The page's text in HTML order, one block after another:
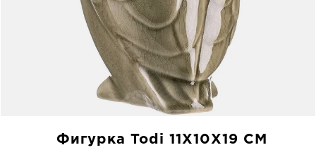
Фигурка Todi 11X10X19 CM